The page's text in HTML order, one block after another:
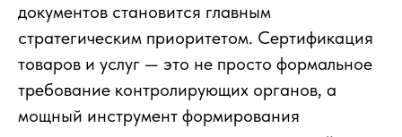
документов становится главным
стратегическим приоритетом. Сертификация
товаров и услуг — это не просто формальное
требование контролирующих органов, а
мощный инструмент формирования